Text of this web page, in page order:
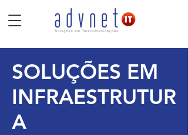
SOLUÇÕES EM
INFRAESTRUTUR
A